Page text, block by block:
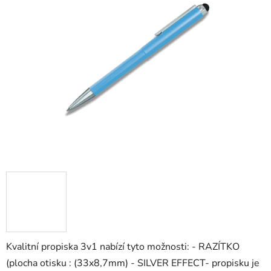
Kvalitní propiska 3v1 nabízí tyto možnosti: - RAZÍTKO
(plocha otisku : (33x8,7mm) - SILVER EFFECT- propisku je